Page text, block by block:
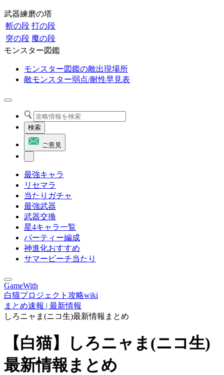
武器練磨の塔
斬の段 打の段
突の段 魔の段
モンスター図鑑
モンスター図鑑の敵出現場所
敵モンスター弱点/耐性早見表
検索
ご意見
最強キャラ
リセマラ
当たりガチャ
最強武器
武器交換
星4キャラ一覧
パーティー編成
神進化おすすめ
サマービーチ当たり
GameWith
白猫プロジェクト攻略wiki
まとめ速報 | 最新情報
しろニャま(ニコ生)最新情報まとめ
【白猫】しろニャま(ニコ生)
最新情報まとめ